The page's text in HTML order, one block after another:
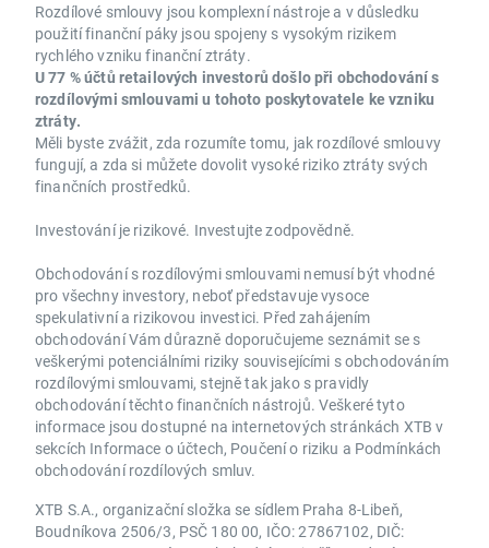
Rozdílové smlouvy jsou komplexní nástroje a v důsledku
použití finanční páky jsou spojeny s vysokým rizikem
rychlého vzniku finanční ztráty.
U 77 % účtů retailových investorů došlo při obchodování s
rozdílovými smlouvami u tohoto poskytovatele ke vzniku
ztráty.
Měli byste zvážit, zda rozumíte tomu, jak rozdílové smlouvy
fungují, a zda si můžete dovolit vysoké riziko ztráty svých
finančních prostředků.
Investování je rizikové. Investujte zodpovědně.
Obchodování s rozdílovými smlouvami nemusí být vhodné
pro všechny investory, neboť představuje vysoce
spekulativní a rizikovou investici. Před zahájením
obchodování Vám důrazně doporučujeme seznámit se s
veškerými potenciálními riziky souvisejícími s obchodováním
rozdílovými smlouvami, stejně tak jako s pravidly
obchodování těchto finančních nástrojů. Veškeré tyto
informace jsou dostupné na internetových stránkách XTB v
sekcích Informace o účtech, Poučení o riziku a Podmínkách
obchodování rozdílových smluv.
XTB S.A., organizační složka se sídlem Praha 8-Libeň,
Boudníkova 2506/3, PSČ 180 00, IČO: 27867102, DIČ: